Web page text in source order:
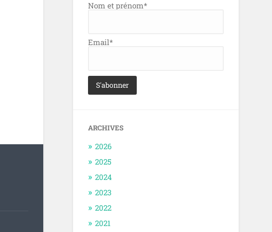
Nom et prénom*
Email*
ARCHIVES
2026
2025
2024
2023
2022
2021